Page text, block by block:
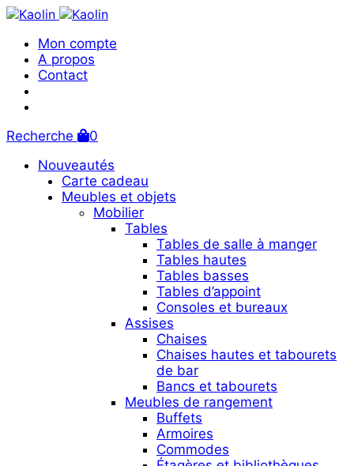
Mon compte
A propos
Contact
Recherche
0
Nouveautés
Carte cadeau
Meubles et objets
Mobilier
Tables
Tables de salle à manger
Tables hautes
Tables basses
Tables d’appoint
Consoles et bureaux
Assises
Chaises
Chaises hautes et tabourets
de bar
Bancs et tabourets
Meubles de rangement
Buffets
Armoires
Commodes